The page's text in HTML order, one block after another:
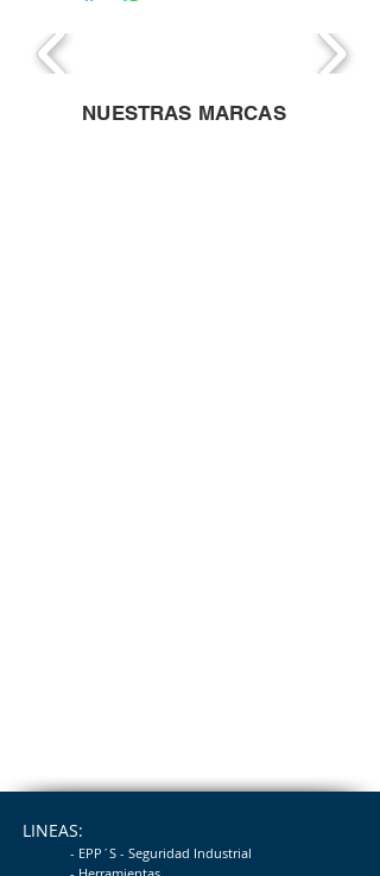
NUESTRAS MARCAS
LINEAS:
- EPP´S - Seguridad Industrial